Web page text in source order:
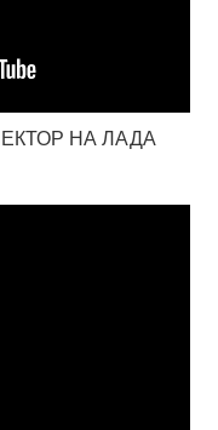
НА ЛАДА